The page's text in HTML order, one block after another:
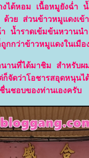
งได้หอม เนื้อหมูยังฉ่ำ
วย ส่วนข้าวหมูแดงเข้
น้ำราดเข้มข้นหวานน
กกว่าข้าวหมูแดงในเมือ
นานที่ได้มาชิม สำหรับ
ดว่าโอชารสอุดหนุนไ
นชอบของท่านเองครั